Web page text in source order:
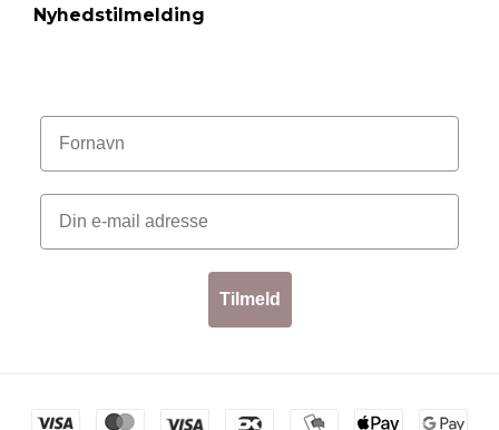
Nyhedstilmelding
Tilmeld